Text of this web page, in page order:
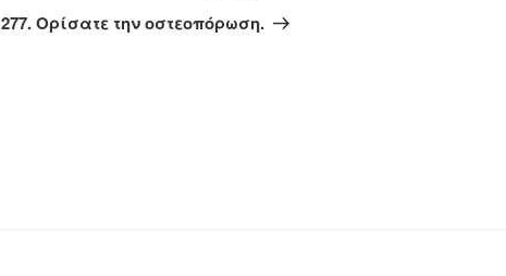
άρθρο
277. Ορίσατε την οστεοπόρωση.